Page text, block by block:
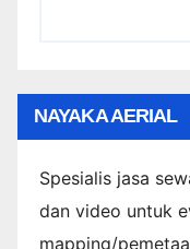
NAYAKA AERIAL
Spesialis jasa
dan video untuk
mapping/